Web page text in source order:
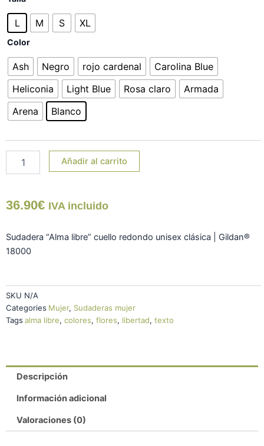
L M S XL
Color
Ash Negro rojo cardenal
Carolina Blue
Heliconia
Light Blue Rosa claro
Armada
Arena
Blanco
Libre"
cantidad
Añadir al carrito
36.90€ IVA incluido
Sudadera “Alma libre” cuello redondo unisex clásica | Gildan®
18000
SKU N/A
Categories Mujer, Sudaderas mujer
Tags alma libre, colores, flores, libertad, texto
Descripción
Información adicional
Valoraciones (0)